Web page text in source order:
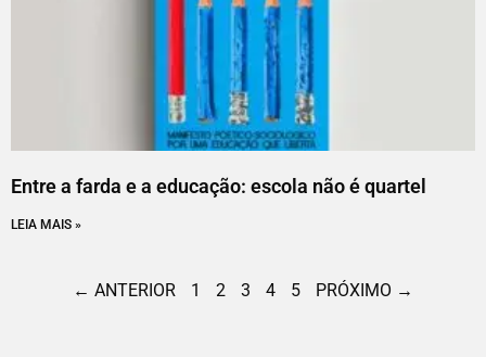
Entre a farda e a educação: escola não é quartel
LEIA MAIS »
← ANTERIOR 1 2 3 4 5 PRÓXIMO →